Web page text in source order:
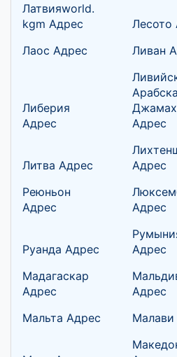
Латвияworld.
kgm Адрес
Лесото
Лаос Адрес
Ливан
Либерия
Адрес
Адрес
Литва Адрес
Адрес
Реюньон
Адрес
Адрес
Руанда Адрес
Адрес
Мадагаскар
Адрес
Адрес
Мальта Адрес
Малави